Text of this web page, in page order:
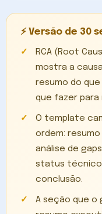
⚡ Versão de 30
RCA (Root
mostra a
resumo do
que fazer para
O template
ordem:
análise de
status
conclusão.
A seção que o